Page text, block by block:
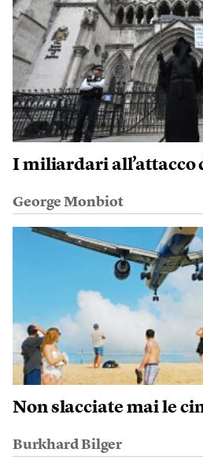
I miliardari
George Monbiot
Non slacciate mai le
Burkhard Bilger